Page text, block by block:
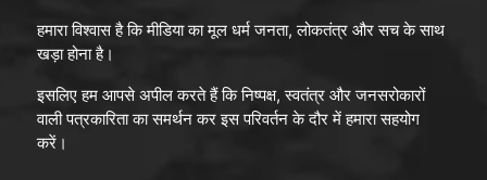
हमारा विश्वास है कि मीडिया का मूल धर्म जनता, लोकतंत्र और सच के साथ
खड़ा होना है।
इसलिए हम आपसे अपील करते हैं कि निष्पक्ष, स्वतंत्र और जनसरोकारों
वाली पत्रकारिता का समर्थन कर इस परिवर्तन के दौर में हमारा सहयोग
करें।